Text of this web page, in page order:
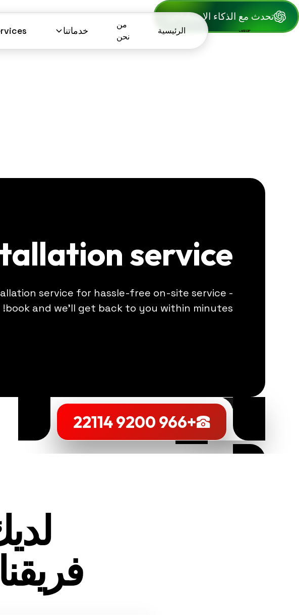
تحدث مع الذكاء الاصطناعي
الرئيسية
من
نحن
من
خدماتنا
service
service for hassle-free on-site service -
book and we'll get back to you within minutes!
Book
Now
+966 9200 22114
+966 9200 22114